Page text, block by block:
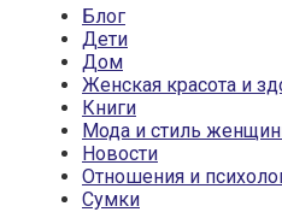
Блог
Дети
Дом
Женская красота и
Книги
Мода и стиль
Новости
Отношения и
Сумки